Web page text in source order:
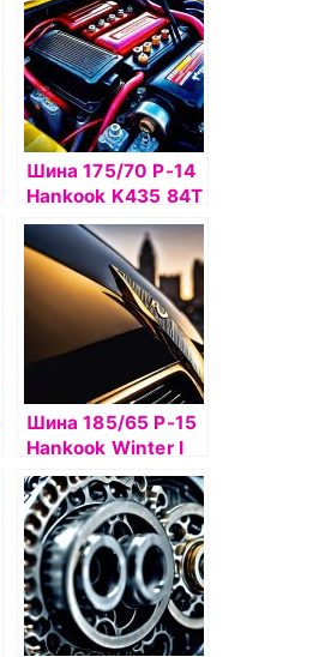
Шина 175/70 Р-14
Hankook K435 84Т
б/к
Шина 185/65 Р-15
Hankook Winter I
Pike RS2 W429
92Т б/к шип